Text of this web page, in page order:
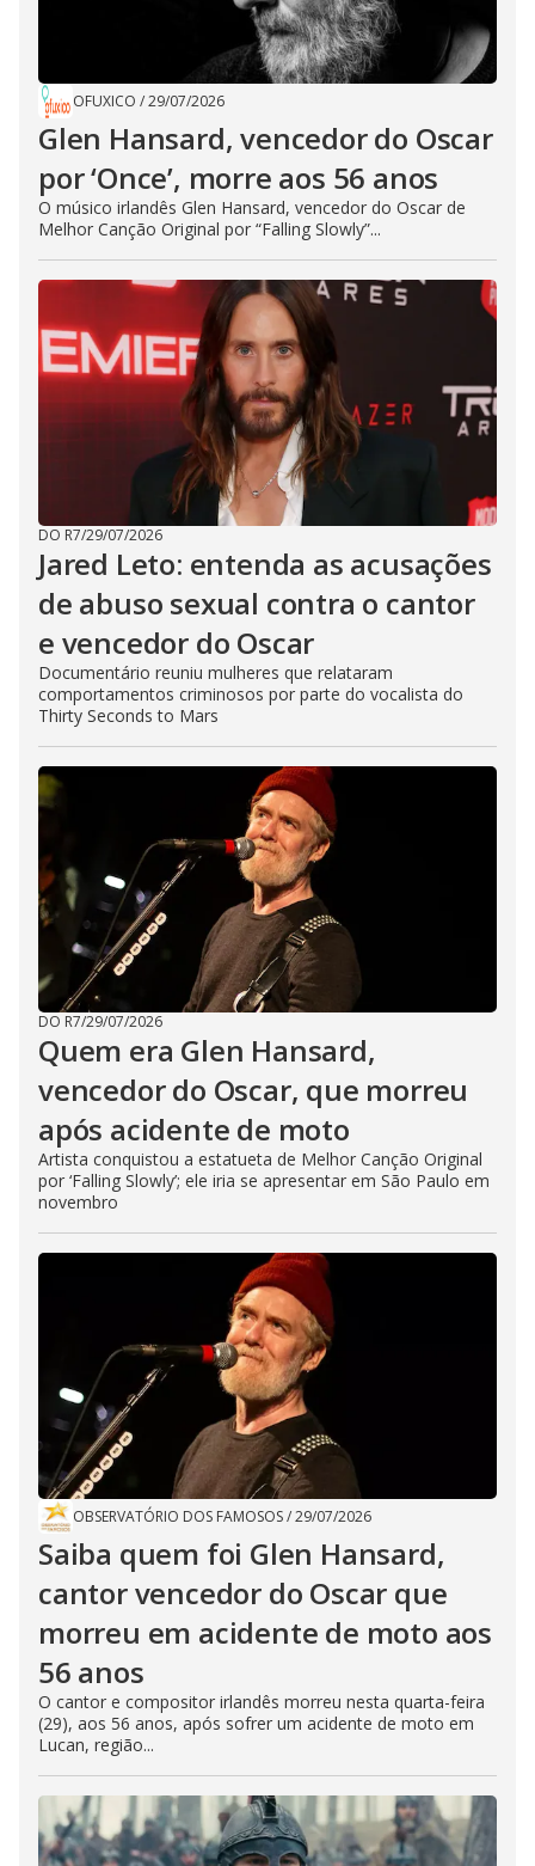
OFUXICO /29/07/2026
Glen Hansard, vencedor do Oscar
por ‘Once’, morre aos 56 anos
O músico irlandês Glen Hansard, vencedor do Oscar de
Melhor Canção Original por “Falling Slowly”...
DO R7/29/07/2026
Jared Leto: entenda as acusações
de abuso sexual contra o cantor
e vencedor do Oscar
Documentário reuniu mulheres que relataram
comportamentos criminosos por parte do vocalista do
Thirty Seconds to Mars
DO R7/29/07/2026
Quem era Glen Hansard,
vencedor do Oscar, que morreu
após acidente de moto
Artista conquistou a estatueta de Melhor Canção Original
por ‘Falling Slowly’; ele iria se apresentar em São Paulo em
novembro
OBSERVATÓRIO DOS FAMOSOS/29/07/2026
Saiba quem foi Glen Hansard,
cantor vencedor do Oscar que
morreu em acidente de moto aos
56 anos
O cantor e compositor irlandês morreu nesta quarta-feira
(29), aos 56 anos, após sofrer um acidente de moto em
Lucan, região...